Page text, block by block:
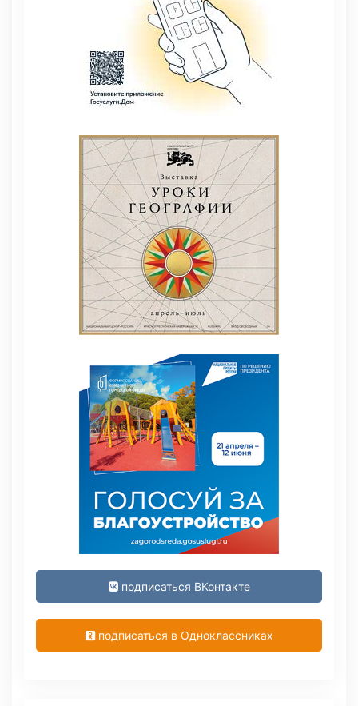
подписаться ВКонтакте
подписаться в Одноклассниках